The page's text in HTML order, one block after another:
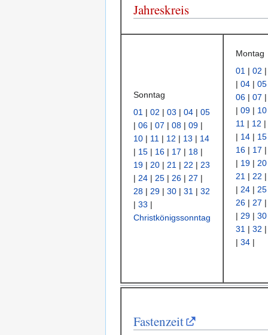
Jahreskreis
Sonntag
01 | 02 | 03 | 04 | 05
| 06 | 07 | 08 | 09 |
10 | 11 | 12 | 13 | 14
| 15 | 16 | 17 | 18 |
19 | 20 | 21 | 22 | 23
| 24 | 25 | 26 | 27 |
28 | 29 | 30 | 31 | 32
| 33 |
Christkönigssonntag
Montag
01 | 02
| 04 | 05
06 | 07
| 09 | 10
11 | 12 |
| 14 | 15
16 | 17
| 19 | 20
21 | 22
| 24 | 25
26 | 27
| 29 | 30
31 | 32
| 34 |
Fastenzeit